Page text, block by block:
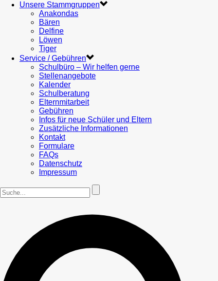
Unsere Stammgruppen
Anakondas
Bären
Delfine
Löwen
Tiger
Service / Gebühren
Schulbüro – Wir helfen gerne
Stellenangebote
Kalender
Schulberatung
Elternmitarbeit
Gebühren
Infos für neue Schüler und Eltern
Zusätzliche Informationen
Kontakt
Formulare
FAQs
Datenschutz
Impressum